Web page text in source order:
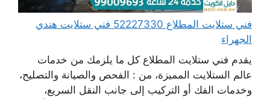
فني ستلايت المطلاع 52227330 فني ستلايت هندي
الجهراء
يقدم فني ستلايت المطلاع كل ما يلزمك من خدمات
عالم الستلايت المميزة، من : الفحص والصيانة والتصليح،
وخدمات الفك أو التركيب إلى جانب النقل السريع،